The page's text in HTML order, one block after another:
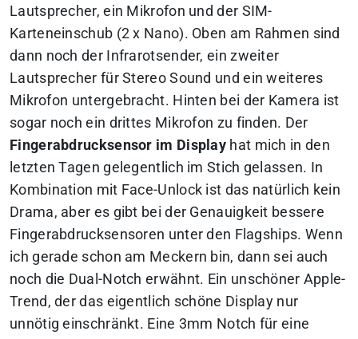
Lautsprecher, ein Mikrofon und der SIM-
Karteneinschub (2 x Nano). Oben am Rahmen sind
dann noch der Infrarotsender, ein zweiter
Lautsprecher für Stereo Sound und ein weiteres
Mikrofon untergebracht. Hinten bei der Kamera ist
sogar noch ein drittes Mikrofon zu finden. Der
Fingerabdrucksensor im Display hat mich in den
letzten Tagen gelegentlich im Stich gelassen. In
Kombination mit Face-Unlock ist das natürlich kein
Drama, aber es gibt bei der Genauigkeit bessere
Fingerabdrucksensoren unter den Flagships. Wenn
ich gerade schon am Meckern bin, dann sei auch
noch die Dual-Notch erwähnt. Ein unschöner Apple-
Trend, der das eigentlich schöne Display nur
unnötig einschränkt. Eine 3mm Notch für eine